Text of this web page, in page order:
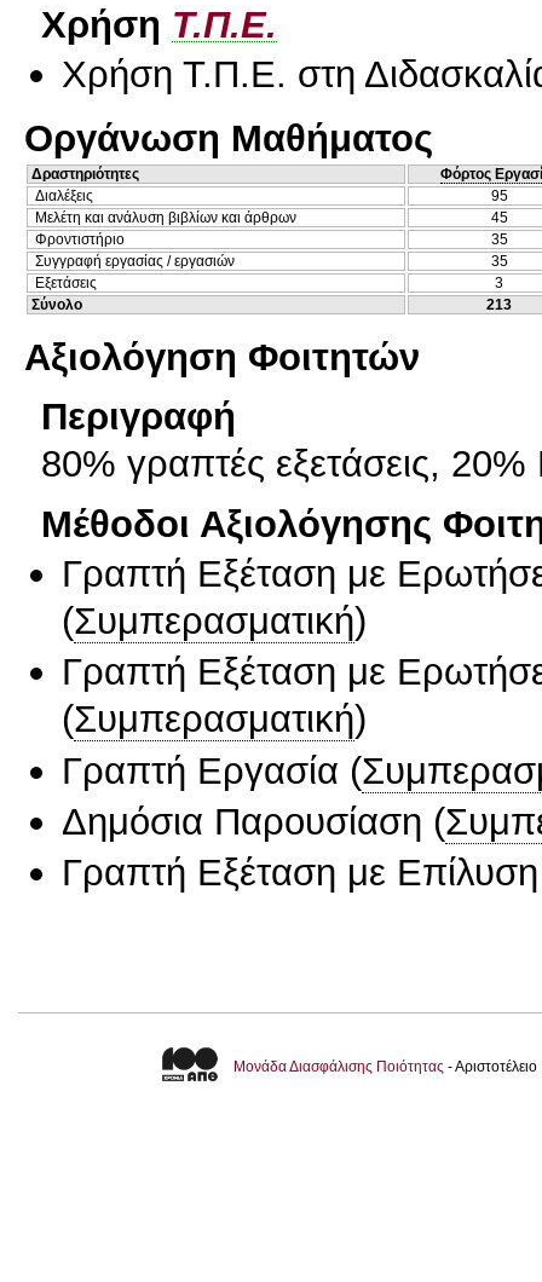
Χρήση Τ.Π.Ε.
Χρήση Τ.Π.Ε. στη
Οργάνωση Μαθήματος
Δραστηριότητες
Φόρτος
Διαλέξεις
95
Μελέτη και ανάλυση βιβλίων και άρθρων
45
Φροντιστήριο
35
Συγγραφή εργασίας / εργασιών
35
Εξετάσεις
3
Σύνολο
213
Αξιολόγηση Φοιτητών
Περιγραφή
80% γραπτές εξετάσεις,
Μέθοδοι Αξιολόγησης
Γραπτή Εξέταση με
(Συμπερασματική)
Γραπτή Εξέταση με
(Συμπερασματική)
Γραπτή Εργασία (
Δημόσια Παρουσίαση (
Γραπτή Εξέταση με
Μονάδα Διασφάλισης Ποιότητας -